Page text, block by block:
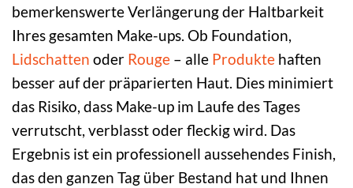
bemerkenswerte Verlängerung der Haltbarkeit
Ihres gesamten Make-ups. Ob Foundation,
Lidschatten oder Rouge – alle Produkte haften
besser auf der präparierten Haut. Dies minimiert
das Risiko, dass Make-up im Laufe des Tages
verrutscht, verblasst oder fleckig wird. Das
Ergebnis ist ein professionell aussehendes Finish,
das den ganzen Tag über Bestand hat und Ihnen